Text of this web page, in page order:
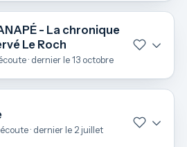
- La chronique
Le Roch
· dernier le 13 octobre
· dernier le 2 juillet